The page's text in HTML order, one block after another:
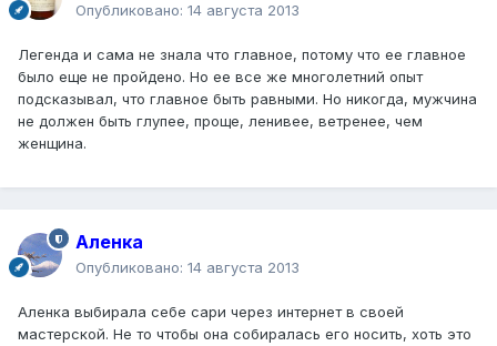
Опубликовано: 14 августа 2013
Легенда и сама не знала что главное, потому что ее главное
было еще не пройдено. Но ее все же многолетний опыт
подсказывал, что главное быть равными. Но никогда, мужчина
не должен быть глупее, проще, ленивее, ветренее, чем
женщина.
Аленка
Опубликовано: 14 августа 2013
Аленка выбирала себе сари через интернет в своей
мастерской. Не то чтобы она собиралась его носить, хоть это